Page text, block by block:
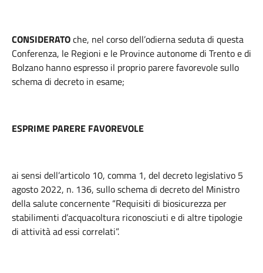
CONSIDERATOche, nel corso dell’odierna seduta di questa
Conferenza, le Regioni e le Province autonome di Trento e di
Bolzano hanno espresso il proprio parere favorevole sullo
schema di decreto in esame;
ESPRIME PARERE FAVOREVOLE
ai sensi dell’articolo 10, comma 1, del decreto legislativo 5
agosto 2022, n. 136, sullo schema di decreto del Ministro
della salute concernente “Requisiti di biosicurezza per
stabilimenti d’acquacoltura riconosciuti e di altre tipologie
di attività ad essi correlati”.